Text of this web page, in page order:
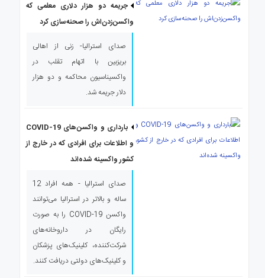
استرالیا
درباره
جریمه دو هزار دلاری معلمی که
واکسن‌زدن‌اش را صحنه‌سازی کرد
صدای استرالیا- زنی از اهالی
بریزبین با اتهام تقلب در
واکسیناسیون محاکمه و دو هزار
دلار جریمه شد.
بارداری و واکسن های COVID-19
و اطلاعات برای افرادی که در خارج از
کشور واکسینه شده‌اند
صدای استرالیا - همه افراد 12
ساله و بالاتر در استرالیا می‌توانند
واکسن COVID-19 را به صورت
رایگان در داروخانه‌های
شرکت‌کننده، کلینیک‌های پزشکان
و کلینیک‌های دولتی دریافت کنند.